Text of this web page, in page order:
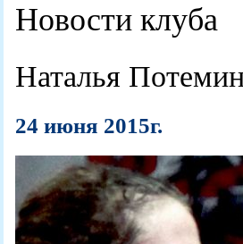
Новости клуба
Наталья
24 июня 2015г.